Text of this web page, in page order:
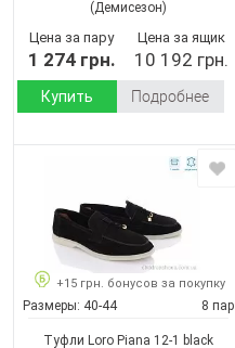
(Демисезон)
Цена за пару
1 274 грн.
Цена за ящик
10 192 грн.
Купить Подробнее
+15 грн. бонусов за покупку
Размеры: 40-44 8 пар
Туфли Loro Piana 12-1 black